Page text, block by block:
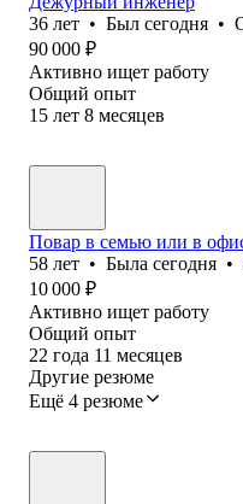
36 лет • Был сегодня •
90 000 ₽
Активно ищет работу
Общий опыт
15 лет 8 месяцев
Повар в семью или в
58 лет • Была сегодня •
10 000 ₽
Активно ищет работу
Общий опыт
22 года 11 месяцев
Другие резюме
Ещё 4 резюме